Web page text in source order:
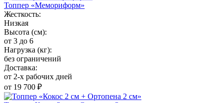
Топпер «Мемориформ»
Жесткость:
Низкая
Высота (см):
от 3 до 6
Нагрузка (кг):
без ограничений
Доставка:
от 2-х рабочих дней
от 19 700 ₽